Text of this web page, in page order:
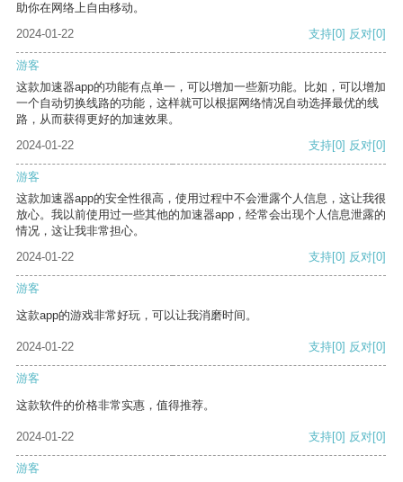
助你在网络上自由移动。
2024-01-22
支持[0] 反对[0]
游客
这款加速器app的功能有点单一，可以增加一些新功能。比如，可以增加
一个自动切换线路的功能，这样就可以根据网络情况自动选择最优的线
路，从而获得更好的加速效果。
2024-01-22
支持[0] 反对[0]
游客
这款加速器app的安全性很高，使用过程中不会泄露个人信息，这让我很
放心。我以前使用过一些其他的加速器app，经常会出现个人信息泄露的
情况，这让我非常担心。
2024-01-22
支持[0] 反对[0]
游客
这款app的游戏非常好玩，可以让我消磨时间。
2024-01-22 支持[0] 反对[0]
游客
这款软件的价格非常实惠，值得推荐。
2024-01-22 支持[0] 反对[0]
游客